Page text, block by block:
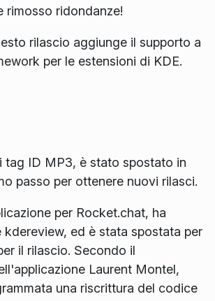
rimosso ridondanze!
rilascio aggiunge il supporto a
per le estensioni di KDE.
tag ID MP3, è stato spostato in
passo per ottenere nuovi rilasci.
per Rocket.chat, ha
kdereview, ed è stata spostata per
il rilascio. Secondo il
Laurent Montel,
una riscrittura del codice